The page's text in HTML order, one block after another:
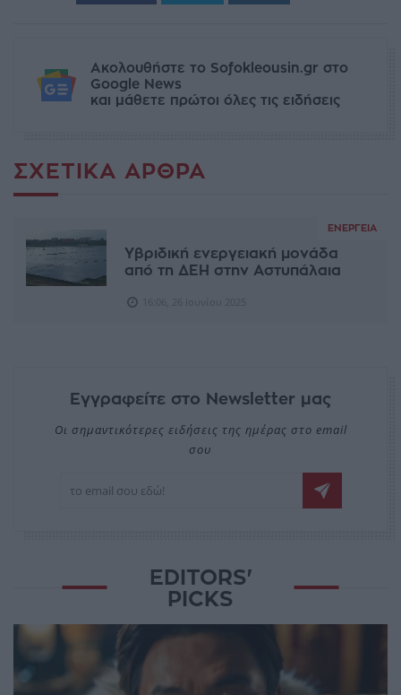
Ακολουθήστε το Sofokleousin.gr στο
Google News
και μάθετε πρώτοι όλες τις ειδήσεις
ΣΧΕΤΙΚΆ ΆΡΘΡΑ
ΕΝΈΡΓΕΙΑ
Υβριδική ενεργειακή μονάδα
από τη ΔΕΗ στην Αστυπάλαια
Εγγραφείτε στο Newsletter μας
Οι σημαντικότερες ειδήσεις της ημέρας στο email
σου
EDITORS'
PICKS